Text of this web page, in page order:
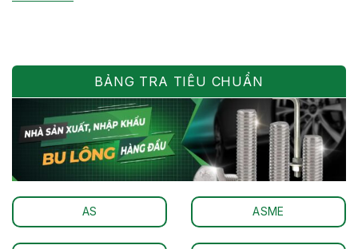
bị. Mặc […]
BẢNG TRA TIÊU CHUẨN
AS ASME